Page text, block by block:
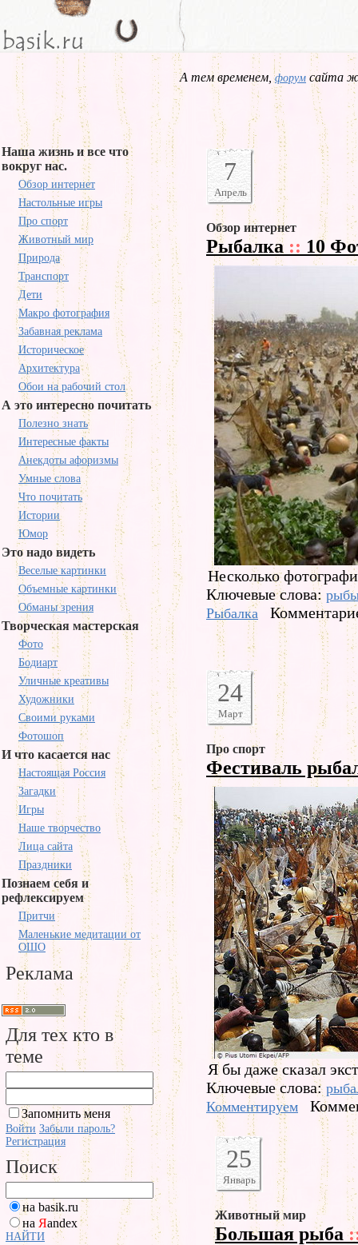
А тем временем,форум сайта
Наша жизнь и все что
вокруг нас.
Обзор интернет
Настольные игры
Про спорт
Животный мир
Природа
Транспорт
Дети
Макро фотография
Забавная реклама
Историческое
Архитектура
Обои на рабочий стол
А это интересно почитать
Полезно знать
Интересные факты
Анекдоты афоризмы
Умные слова
Что почитать
Истории
Юмор
Это надо видеть
Веселые картинки
Объемные картинки
Обманы зрения
Творческая мастерская
Фото
Бодиарт
Уличные креативы
Художники
Своими руками
Фотошоп
И что касается нас
Настоящая Россия
Загадки
Игры
Наше творчество
Лица сайта
Праздники
Познаем себя и
рефлексируем
Притчи
Маленькие медитации от
ОШО
Реклама
Для тех кто в
теме
Запомнить меня
Войти Забыли пароль?
Регистрация
Поиск
на basik.ru
на Яandex
НАЙТИ
7
Апрель
Обзор интернет
Рыбалка :: 10
Несколько
Ключевые слова:
Рыбалка
24
Март
Про спорт
Фестиваль
Я бы даже сказал
Ключевые слова:
Комментируем
25
Январь
Животный мир
Большая рыба